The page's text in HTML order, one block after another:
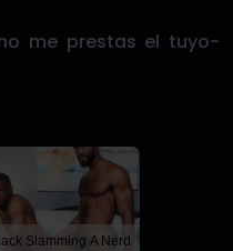
me prestas el tuyo-
Slamming A Nerd